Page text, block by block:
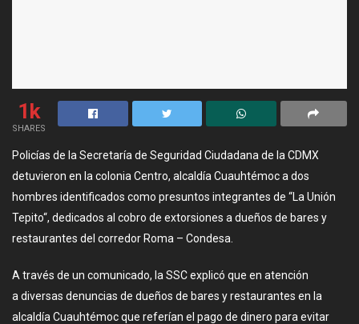
1k
SHARES
Policías de la Secretaría de Seguridad Ciudadana de la CDMX
detuvieron en la colonia Centro, alcaldía Cuauhtémoc a dos
hombres identificados como presuntos integrantes de “La Unión
Tepito“, dedicados al cobro de extorsiones a dueños de bares y
restaurantes del corredor Roma – Condesa.
A través de un comunicado, la SSC explicó que en atención
a diversas denuncias de dueños de bares y restaurantes en la
alcaldía Cuauhtémoc que referían el pago de dinero para evitar